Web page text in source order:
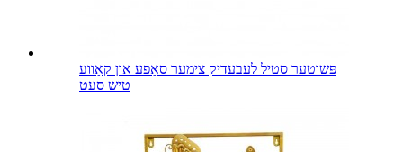
פּשוטער סטיל לעבעדיק צימער סאָפע און קאַווע
טיש סעט